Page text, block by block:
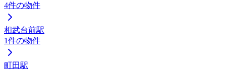
4件の物件
相武台前駅
1件の物件
町田駅